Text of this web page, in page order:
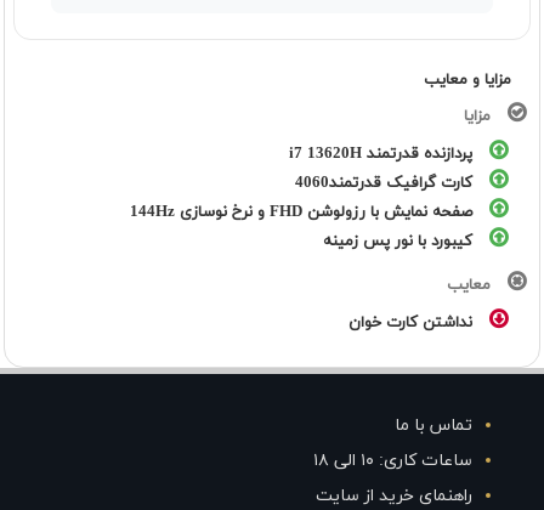
مزایا و معایب
مزایا
پردازنده قدرتمند i7 13620H
کارت گرافیک قدرتمند4060
صفحه نمایش با رزولوشن FHD و نرخ نوسازی 144Hz
کیبورد با نور پس زمینه
معایب
نداشتن کارت خوان
تماس با ما
ساعات کاری: ۱۰ الی ۱۸
راهنمای خرید از سایت